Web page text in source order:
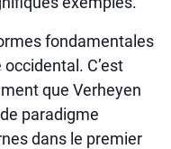
fondamentales
C’est
que Verheyen
paradigme
dans le premier